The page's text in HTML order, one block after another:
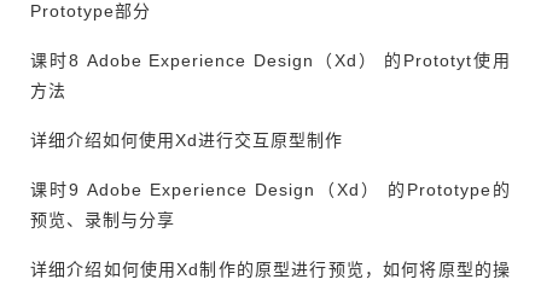
Prototype部分
课时8 Adobe Experience Design（Xd） 的Prototyt使用
方法
详细介绍如何使用Xd进行交互原型制作
课时9 Adobe Experience Design（Xd） 的Prototype的
预览、录制与分享
详细介绍如何使用Xd制作的原型进行预览，如何将原型的操